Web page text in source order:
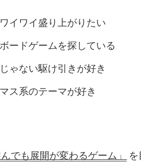
イワイ盛り上がりたい
ードゲームを探している
ゃない駆け引きが好き
ス系のテーマが好き
んでも展開が変わるゲーム」
を